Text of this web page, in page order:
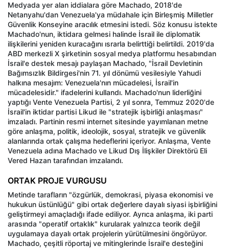
Medyada yer alan iddialara göre Machado, 2018'de
Netanyahu'dan Venezuela'ya müdahale için Birleşmiş Milletler
Güvenlik Konseyine aracılık etmesini istedi. Söz konusu istekte
Machado'nun, iktidara gelmesi halinde İsrail ile diplomatik
ilişkilerini yeniden kuracağını ısrarla belirttiği belirtildi. 2019'da
ABD merkezli X şirketinin sosyal medya platformu hesabından
İsrail'e destek mesajı paylaşan Machado, "İsrail Devletinin
Bağımsızlık Bildirgesi'nin 71. yıl dönümü vesilesiyle Yahudi
halkına mesajım: Venezuela'nın mücadelesi, İsrail'in
mücadelesidir." ifadelerini kullandı. Machado'nun liderliğini
yaptığı Vente Venezuela Partisi, 2 yıl sonra, Temmuz 2020'de
İsrail'in iktidar partisi Likud ile "stratejik işbirliği anlaşması"
imzaladı. Partinin resmi internet sitesinde yayımlanan metne
göre anlaşma, politik, ideolojik, sosyal, stratejik ve güvenlik
alanlarında ortak çalışma hedeflerini içeriyor. Anlaşma, Vente
Venezuela adına Machado ve Likud Dış İlişkiler Direktörü Eli
Vered Hazan tarafından imzalandı.
ORTAK PROJE VURGUSU
Metinde tarafların "özgürlük, demokrasi, piyasa ekonomisi ve
hukukun üstünlüğü" gibi ortak değerlere dayalı siyasi işbirliğini
geliştirmeyi amaçladığı ifade ediliyor. Ayrıca anlaşma, iki parti
arasında "operatif ortaklık" kurularak yalnızca teorik değil
uygulamaya dayalı ortak projelerin yürütülmesini öngörüyor.
Machado, çeşitli röportaj ve mitinglerinde İsrail'e desteğini